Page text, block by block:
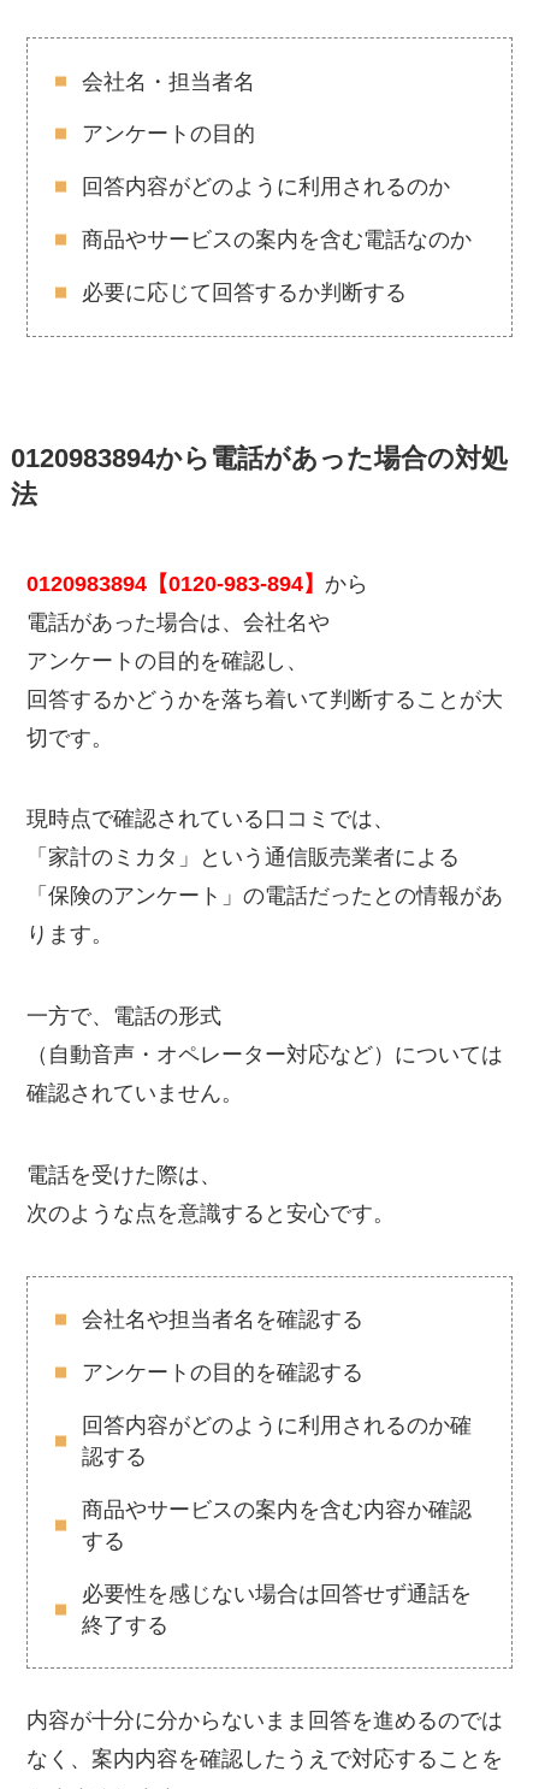
会社名・担当者名
アンケートの目的
回答内容がどのように利用されるのか
商品やサービスの案内を含む電話なのか
必要に応じて回答するか判断する
0120983894から電話があった場合の対処
法
0120983894【0120-983-894】 から
電話があった場合は、会社名や
アンケートの目的を確認し、
回答するかどうかを落ち着いて判断することが大
切です。
現時点で確認されている口コミでは、
「家計のミカタ」という通信販売業者による
「保険のアンケート」の電話だったとの情報があ
ります。
一方で、電話の形式
（自動音声・オペレーター対応など）については
確認されていません。
電話を受けた際は、
次のような点を意識すると安心です。
会社名や担当者名を確認する
アンケートの目的を確認する
回答内容がどのように利用されるのか確
認する
商品やサービスの案内を含む内容か確認
する
必要性を感じない場合は回答せず通話を
終了する
内容が十分に分からないまま回答を進めるのでは
なく、案内内容を確認したうえで対応することを